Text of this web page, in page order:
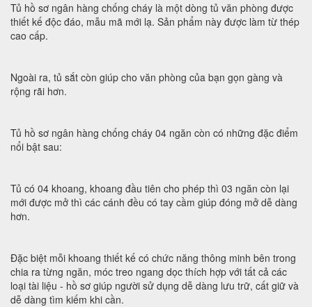
Tủ hồ sơ ngân hàng chống cháy là một dòng tủ văn phòng được
thiết kế độc đáo, mẫu mã mới lạ. Sản phẩm này được làm từ thép
cao cấp.
Ngoài ra, tủ sắt còn giúp cho văn phòng của bạn gọn gàng và
rộng rãi hơn.
Tủ hồ sơ ngân hàng chống cháy 04 ngăn còn có những đặc điểm
nổi bật sau:
Tủ có 04 khoang, khoang đầu tiên cho phép thì 03 ngăn còn lại
mới được mở thì các cánh đều có tay cầm giúp đóng mở dễ dàng
hơn.
Đặc biệt mỗi khoang thiết kế có chức năng thông minh bên trong
chia ra từng ngăn, móc treo ngang dọc thích hợp với tất cả các
loại tài liệu - hồ sơ giúp người sử dụng dễ dàng lưu trữ, cất giữ và
dễ dàng tìm kiếm khi cần.